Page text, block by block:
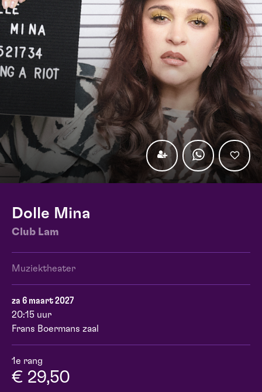
Dolle Mina
Club Lam
Muziektheater
za 6 maart 2027
20:15 uur
Frans Boermans zaal
1e rang
€ 29,50